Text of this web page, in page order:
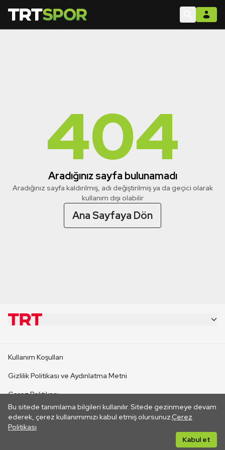
404
Aradığınız sayfa bulunamadı
Aradığınız sayfa kaldırılmış, adı değiştirilmiş ya da geçici olarak
kullanım dışı olabilir
Ana Sayfaya Dön
Bu sitede tanımlama bilgileri kullanılır. Sitede gezinmeye devam
ederek, çerez kullanımımızı kabul etmiş olursunuz.Çerez
Politikası
Kabul et
CANLI YAYINLAR
Kullanım Koşulları
Gizlilik Politikası ve Aydınlatma Metni
Çerez Politikası
İletişim
Her hakkı saklıdır. ©2026 TRT. Bağlantı yoluyla gidilen dış